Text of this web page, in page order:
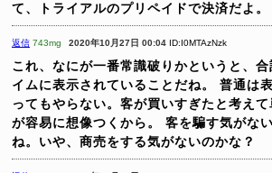
て、トライアルのプリペイドで決済だよ。
返信 743mg 2020年10月27日 00:04 ID:I0MTAzNzk
これ、なにが一番常識破りかというと、
イムに表示されていることだね。
普通は
ってもやらない。客が買いすぎたと考え
が容易に想像つくから。
客を騙す気がな
ね。いや、商売をする気がないのかな？